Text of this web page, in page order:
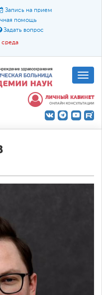
Запись на прием
помощь
Задать вопрос
среда
A A
среде
ЛИЧНЫЙ КАБИНЕТ
ОНЛАЙН КОНСУЛЬТАЦИИ